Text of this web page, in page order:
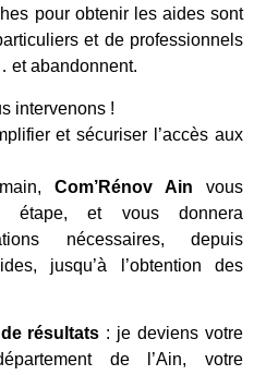
pour obtenir les aides sont
et de professionnels
et abandonnent.
intervenons !
et sécuriser l’accès aux
Com’Rénov Ain vous
étape, et vous donnera
nécessaires, depuis
jusqu’à l’obtention des
résultats : je deviens votre
de l’Ain, votre